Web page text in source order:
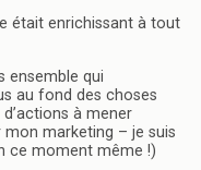
était enrichissant à tout
ensemble qui
au fond des choses
à mener
marketing – je suis
ce moment même !)